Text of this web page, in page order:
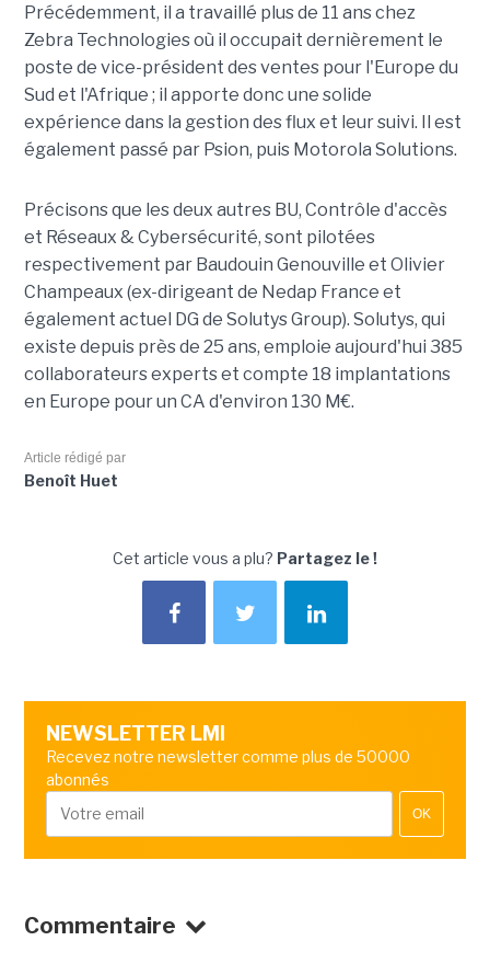
Précédemment, il a travaillé plus de 11 ans chez
Zebra Technologies où il occupait dernièrement le
poste de vice-président des ventes pour l'Europe du
Sud et l'Afrique ; il apporte donc une solide
expérience dans la gestion des flux et leur suivi. Il est
également passé par Psion, puis Motorola Solutions.
Précisons que les deux autres BU, Contrôle d'accès
et Réseaux & Cybersécurité, sont pilotées
respectivement par Baudouin Genouville et Olivier
Champeaux (ex-dirigeant de Nedap France et
également actuel DG de Solutys Group). Solutys, qui
existe depuis près de 25 ans, emploie aujourd'hui 385
collaborateurs experts et compte 18 implantations
en Europe pour un CA d'environ 130 M€.
Article rédigé par
Benoît Huet
Cet article vous a plu? Partagez le !
NEWSLETTER LMI
Recevez notre newsletter comme plus de 50000
abonnés
OK
Commentaire